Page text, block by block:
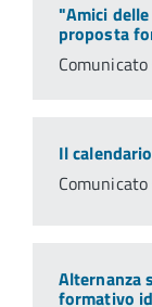
"Amici
proposta
Il
Alternanza
formativo